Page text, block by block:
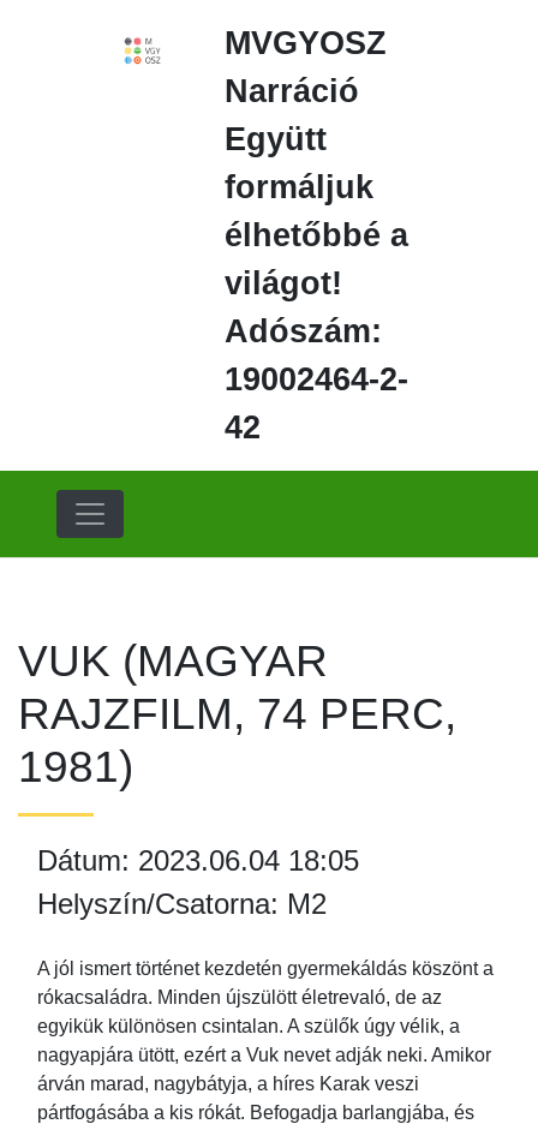
MVGYOSZ
Narráció
Együtt
formáljuk
élhetőbbé a
világot!
Adószám:
19002464-2-
42
VUK (MAGYAR
RAJZFILM, 74 PERC,
1981)
Dátum: 2023.06.04 18:05
Helyszín/Csatorna: M2
A jól ismert történet kezdetén gyermekáldás köszönt a
rókacsaládra. Minden újszülött életrevaló, de az
egyikük különösen csintalan. A szülők úgy vélik, a
nagyapjára ütött, ezért a Vuk nevet adják neki. Amikor
árván marad, nagybátyja, a híres Karak veszi
pártfogásába a kis rókát. Befogadja barlangjába, és